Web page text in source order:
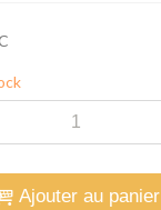
Ajouter au panier